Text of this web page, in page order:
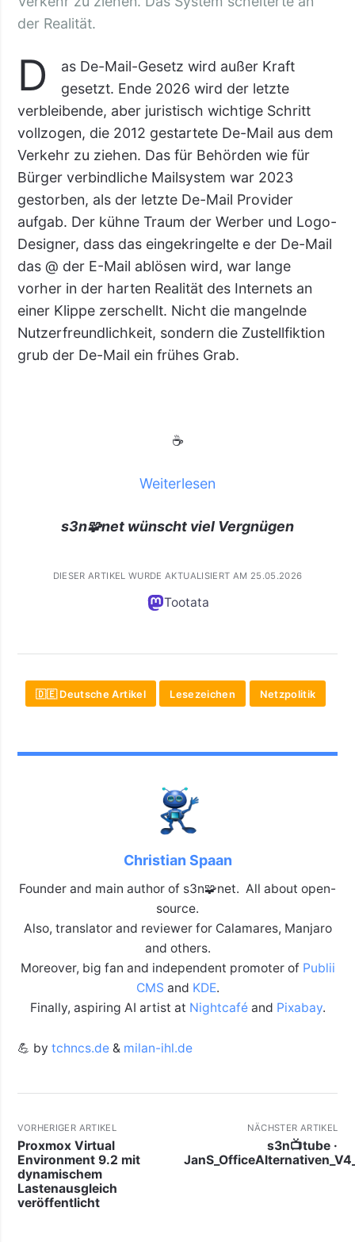
der Realität.
D
as De-Mail-Gesetz wird außer Kraft
gesetzt. Ende 2026 wird der letzte
verbleibende, aber juristisch wichtige Schritt
vollzogen, die 2012 gestartete De-Mail aus dem
Verkehr zu ziehen. Das für Behörden wie für
Bürger verbindliche Mailsystem war 2023
gestorben, als der letzte De-Mail Provider
aufgab. Der kühne Traum der Werber und Logo-
Designer, dass das eingekringelte e der De-Mail
das @ der E-Mail ablösen wird, war lange
vorher in der harten Realität des Internets an
einer Klippe zerschellt. Nicht die mangelnde
Nutzerfreundlichkeit, sondern die Zustellfiktion
grub der De-Mail ein frühes Grab.
☕
Weiterlesen
s3n🧩net wünscht viel Vergnügen
DIESER ARTIKEL WURDE AKTUALISIERT AM 25.05.2026
Tootata
🇩🇪 Deutsche Artikel Lesezeichen Netzpolitik
Christian Spaan
Founder and main author of s3n🧩net. All about open-
source.
Also, translator and reviewer for Calamares, Manjaro
and others.
Moreover, big fan and independent promoter of Publii
CMS and KDE.
Finally, aspiring AI artist at Nightcaféand Pixabay.
💪 by tchncs.de& milan-ihl.de
VORHERIGER ARTIKEL
Proxmox Virtual
Environment 9.2 mit
dynamischem
Lastenausgleich
veröffentlicht
NÄCHSTER ARTIKEL
s3n📺tube ·